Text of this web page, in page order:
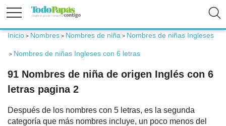
Embarazo
Bebé
Inicio > Nombres > Nombres de niña > Nombres de niñas Ingleses
> Nombres de niñas Ingleses con 6 letras
91 Nombres de niña de origen Inglés con 6
letras pagina 2
Después de los nombres con 5 letras, es la segunda
categoría que más nombres incluye, un poco menos del